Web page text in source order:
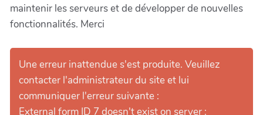
maintenir les serveurs et de développer de nouvelles
fonctionnalités. Merci
Une erreur inattendue s'est produite. Veuillez
contacter l'administrateur du site et lui
communiquer l'erreur suivante :
External form ID 7 doesn't exist on server :